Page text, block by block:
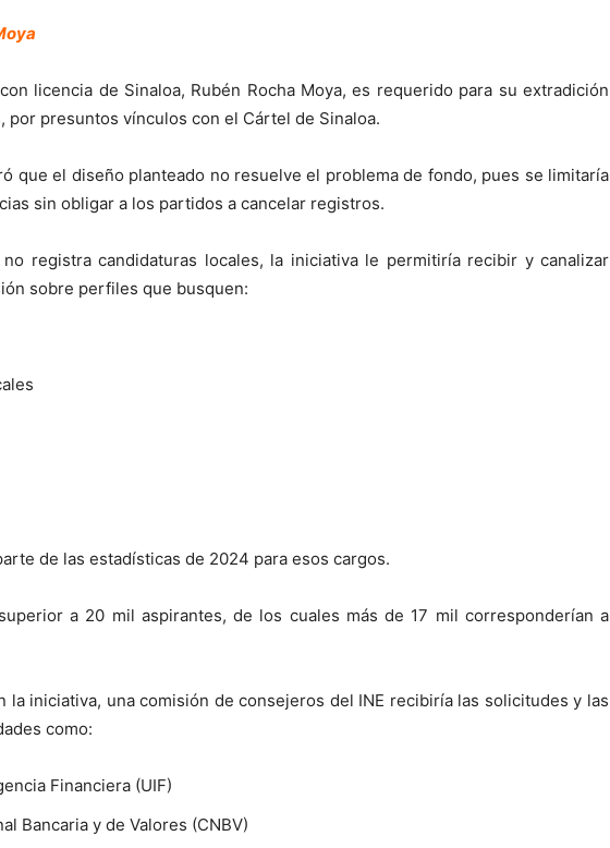
licencia de Sinaloa, Rubén Rocha Moya, es requerido para su extradición
por presuntos vínculos con el Cártel de Sinaloa.
que el diseño planteado no resuelve el problema de fondo, pues se limitaría
sin obligar a los partidos a cancelar registros.
registra candidaturas locales, la iniciativa le permitiría recibir y canalizar
sobre perfiles que busquen:
de las estadísticas de 2024 para esos cargos.
a 20 mil aspirantes, de los cuales más de 17 mil corresponderían a
la iniciativa, una comisión de consejeros del INE recibiría las solicitudes y las
como:
Financiera (UIF)
Bancaria y de Valores (CNBV)